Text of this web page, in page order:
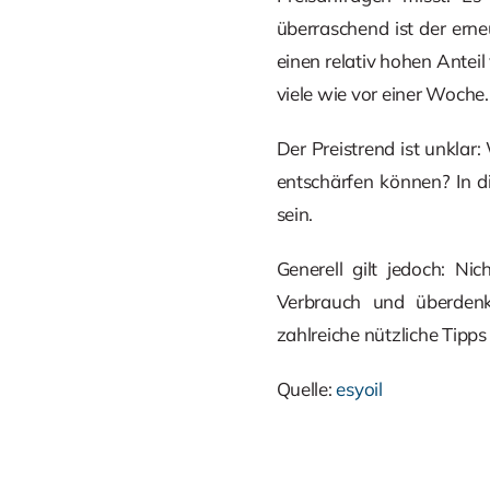
überraschend ist der
einen relativ hohen
viele wie vor einer Woche.
Der Preistrend ist
entschärfen können? In
sein.
Generell gilt jedoch:
Verbrauch und
zahlreiche nützliche
Quelle:esyoil